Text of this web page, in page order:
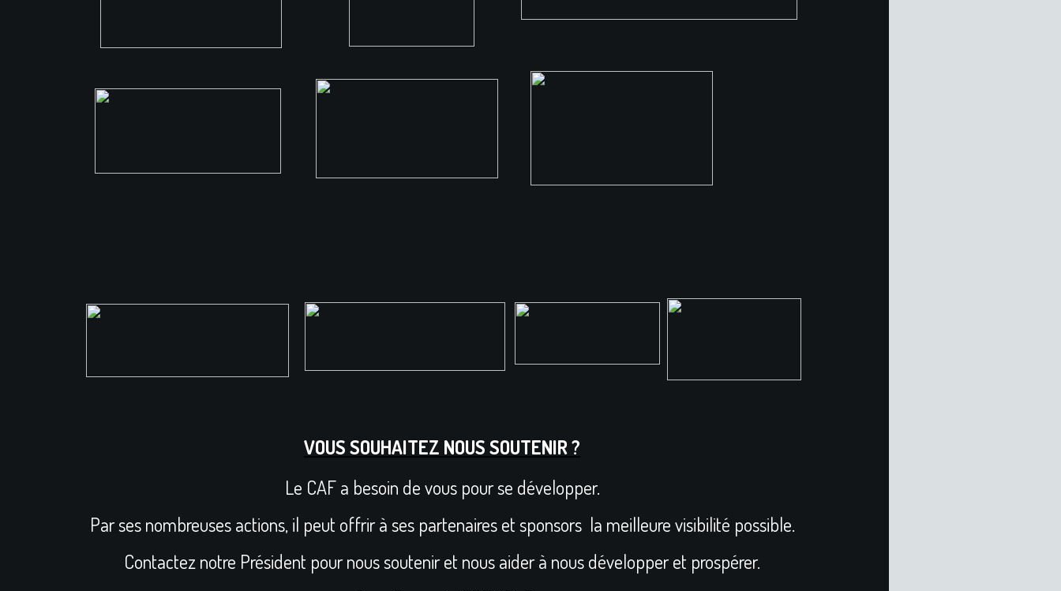
VOUS SOUHAITEZ NOUS SOUTENIR ?
Le CAF a besoin de vous pour se développer.
Par ses nombreuses actions, il peut offrir à ses partenaires et sponsors la meilleure visibilité possible.
Contactez notre Président pour nous soutenir et nous aider à nous développer et prospérer.